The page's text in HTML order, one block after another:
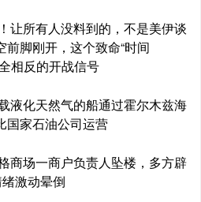
让所有人没料到的，不是美伊谈
脚刚开，这个致命“时间
相反的开战信号
液化天然气的船通过霍尔木兹海
国家石油公司运营
商场一商户负责人坠楼，多方辟
激动晕倒